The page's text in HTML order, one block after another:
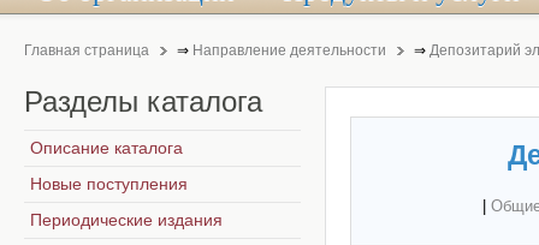
Главная страница ⇒ Направление деятельности ⇒ Депозитарий
Разделы каталога
Описание каталога
Новые поступления
Периодические издания